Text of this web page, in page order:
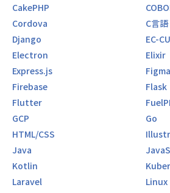
CakePHP
Cordova
C言語
Django
EC-
Electron
Elixir
Express.js
Figma
Firebase
Flask
Flutter
GCP
Go
HTML/CSS
Java
Kotlin
Laravel
Linux